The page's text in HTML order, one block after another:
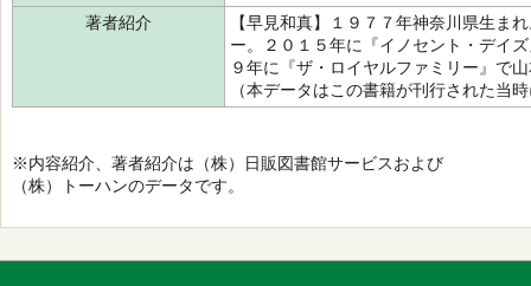
著者紹介
【早見和真】１９７７年神奈川県生ま
ー。２０１５年に『イノセント・デイ
９年に『ザ・ロイヤルファミリー』で
（本データはこの書籍が刊行された当
※内容紹介、著者紹介は（株）日販図書館サービスおよび
（株）トーハンのデータです。